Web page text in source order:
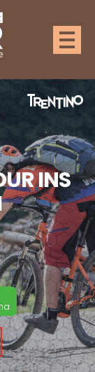
INS